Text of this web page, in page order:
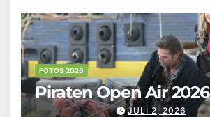
FOTOS 2026
Piraten Open Air 2026
JULI 2, 2026